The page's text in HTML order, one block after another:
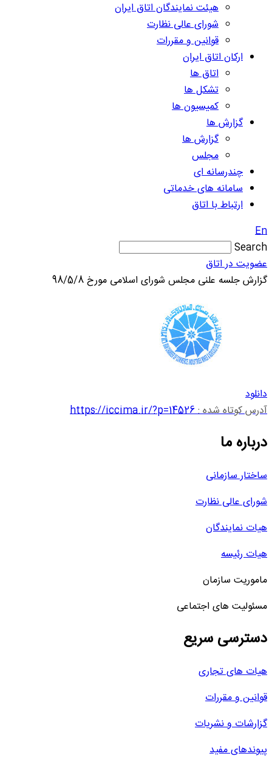
هیئت نمایندگان اتاق ایران
شورای عالی نظارت
قوانین و مقررات
ارکان اتاق ایران
اتاق ها
تشکل ها
کمیسیون ها
گزارش ها
گزارش ها
مجلس
چندرسانه ای
سامانه های خدماتی
ارتباط با اتاق
En
Search
عضویت در اتاق
گزارش جلسه علنی مجلس شورای اسلامی مورخ 98/5/8
دانلود
آدرس کوتاه شده :https://iccima.ir/?p=14526
درباره ما
ساختار سازمانی
شورای عالی نظارت
هیات نمایندگان
هیات رئیسه
ماموریت سازمان
مسئولیت های اجتماعی
دسترسی سریع
هیات های تجاری
قوانین و مقررات
گزارشات و نشریات
پیوندهای مفید